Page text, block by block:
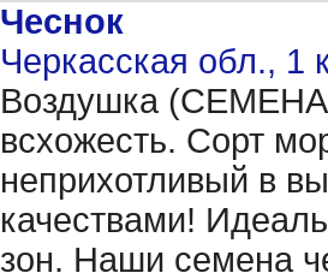
Чеснок
Черкасская обл., 1
Воздушка (CЕМЕНА
всхожесть. Сорт
неприхотливый в
качествами!
зон. Наши семена